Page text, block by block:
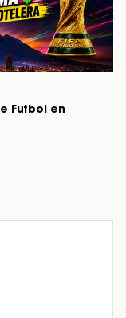
Futbol en